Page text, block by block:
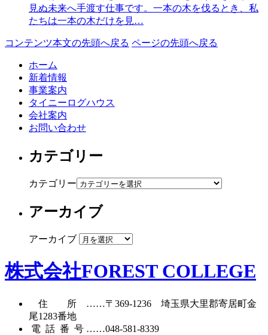
見ぬ未来へ手渡す仕事です。一本の木を伐るとき、私
たちは一本の木だけを見…
コンテンツ本文の先頭へ戻る ページの先頭へ戻る
ホーム
新着情報
事業案内
タイニーログハウス
会社案内
お問い合わせ
カテゴリー
カテゴリー
アーカイブ
アーカイブ
株式会社FOREST COLLEGE
住所……〒369-1236 埼玉県大里郡寄居町金
尾1283番地
電話番号……048-581-8339